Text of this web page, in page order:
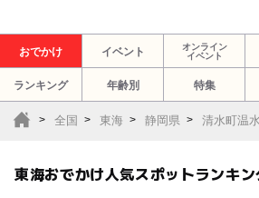
おでかけ イベント
オンライン
イベント
ランキング 年齢別 特集
全国 東海 静岡県 清水町温
東海おでかけ人気スポットランキン